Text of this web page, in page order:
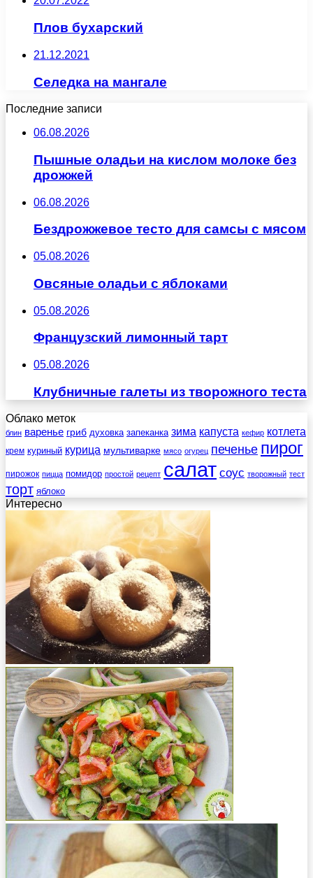
Плов бухарский
21.12.2021
Селедка на мангале
Последние записи
06.08.2026
Пышные оладьи на кислом молоке без
дрожжей
06.08.2026
Бездрожжевое тесто для самсы с мясом
05.08.2026
Овсяные оладьи с яблоками
05.08.2026
Французский лимонный тарт
05.08.2026
Клубничные галеты из творожного теста
Облако меток
блин варенье гриб духовка запеканка зима капуста кефир котлета
крем куриный курица мультиварке мясо огурец печенье пирог
пирожок пицца помидор простой рецепт салат соус творожный тест
торт яблоко
Интересно